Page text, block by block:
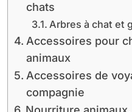
chats
Arbres à chat et
Accessoires pour
animaux
Accessoires de
compagnie